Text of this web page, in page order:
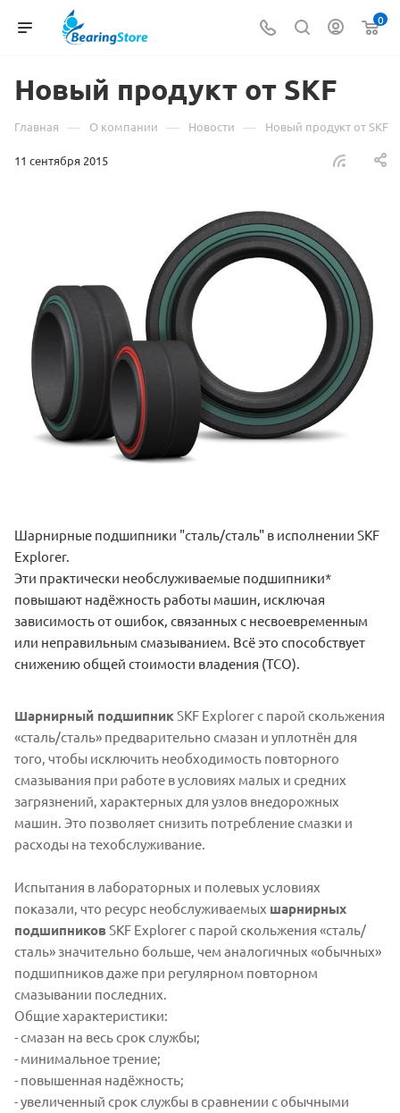
0
Новый продукт от SKF
Главная — О компании — Новости — Новый продукт от SKF
11 сентября 2015
Шарнирные подшипники "сталь/сталь" в исполнении SKF
Explorer.
Эти практически необслуживаемые подшипники*
повышают надёжность работы машин, исключая
зависимость от ошибок, связанных с несвоевременным
или неправильным смазыванием. Всё это способствует
снижению общей стоимости владения (TCO).
Шарнирный подшипникSKF Explorer с парой скольжения
«сталь/сталь» предварительно смазан и уплотнён для
того, чтобы исключить необходимость повторного
смазывания при работе в условиях малых и средних
загрязнений, характерных для узлов внедорожных
машин. Это позволяет снизить потребление смазки и
расходы на техобслуживание.
Испытания в лабораторных и полевых условиях
показали, что ресурс необслуживаемых шарнирных
подшипниковSKF Explorer с парой скольжения «сталь/
сталь» значительно больше, чем аналогичных «обычных»
подшипников даже при регулярном повторном
смазывании последних.
Общие характеристики:
- смазан на весь срок службы;
- минимальное трение;
- повышенная надёжность;
- увеличенный срок службы в сравнении с обычными